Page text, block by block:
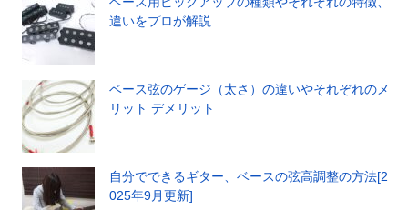
違いをプロが解説
ベース弦のゲージ（太さ）の違いやそれぞれのメ
リット デメリット
自分でできるギター、ベースの弦高調整の方法[2
025年9月更新]